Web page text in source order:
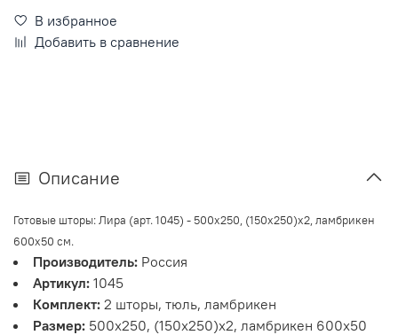
В избранное
Добавить в сравнение
Описание
Готовые шторы: Лира (арт. 1045) - 500х250, (150х250)х2, ламбрикен
600х50 см.
Производитель: Россия
Артикул: 1045
Комплект: 2 шторы, тюль, ламбрикен
Размер: 500х250, (150х250)х2, ламбрикен 600х50